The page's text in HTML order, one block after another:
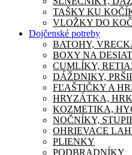
TAŠKY KU
VLOŽKY DO
Dojčenské potreby
BATOHY,
BOXY NA
CUMLÍKY,
DÁŽDNIKY,
FĽAŠTIČKY A
HRYZÁTKA,
KOZMETIKA,
NOČNÍKY,
OHRIEVACE
PLIENKY
PODBRADNÍKY